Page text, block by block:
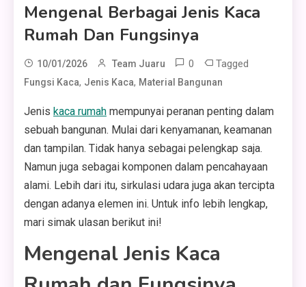
Mengenal Berbagai Jenis Kaca
Rumah Dan Fungsinya
10/01/2026 Team Juaru 0 Tagged
Fungsi Kaca, Jenis Kaca, Material Bangunan
Jenis kaca rumah mempunyai peranan penting dalam
sebuah bangunan. Mulai dari kenyamanan, keamanan
dan tampilan. Tidak hanya sebagai pelengkap saja.
Namun juga sebagai komponen dalam pencahayaan
alami. Lebih dari itu, sirkulasi udara juga akan tercipta
dengan adanya elemen ini. Untuk info lebih lengkap,
mari simak ulasan berikut ini!
Mengenal Jenis Kaca